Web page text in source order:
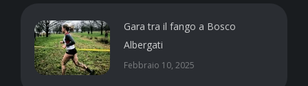
Gara tra il fango a Bosco
Albergati
Febbraio 10, 2025